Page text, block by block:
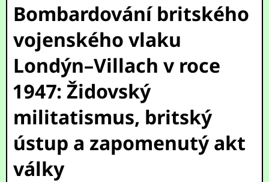
Bombardování britského
vojenského vlaku
Londýn–Villach v roce
1947: Židovský
militatismus, britský
ústup a zapomenutý akt
války